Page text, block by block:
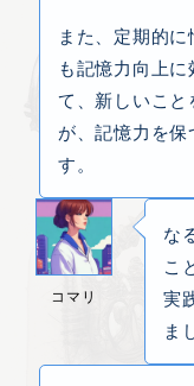
また、定期的
も記憶力向上
て、新しいこと
が、記憶力を保
す。
コマリ
な
こ
実
ま